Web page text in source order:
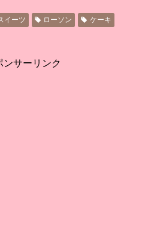
イーツ ローソン
ケーキ
ンサーリンク